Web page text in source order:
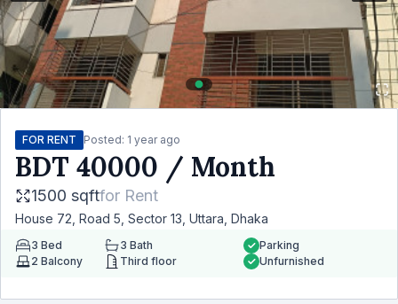
FOR RENT Posted: 1 year ago
BDT 40000 / Month
1500 sqftfor Rent
House 72, Road 5, Sector 13, Uttara, Dhaka
3 Bed 3 Bath
2 Balcony Third floor
Parking
Unfurnished